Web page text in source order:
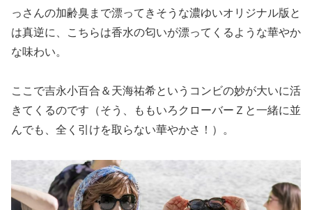
っさんの加齢臭まで漂ってきそうな濃ゆいオリジナル版と
は真逆に、こちらは香水の匂いが漂ってくるような華やか
な味わい。
ここで吉永小百合＆天海祐希というコンビの妙が大いに活
きてくるのです（そう、ももいろクローバーＺと一緒に並
んでも、全く引けを取らない華やかさ！）。